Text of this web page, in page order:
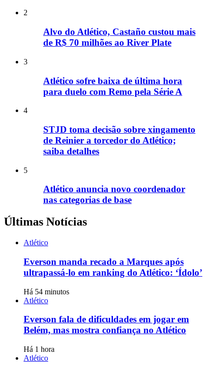
2
Alvo do Atlético, Castaño custou mais
de R$ 70 milhões ao River Plate
3
Atlético sofre baixa de última hora
para duelo com Remo pela Série A
4
STJD toma decisão sobre xingamento
de Reinier a torcedor do Atlético;
saiba detalhes
5
Atlético anuncia novo coordenador
nas categorias de base
Últimas Notícias
Atlético
Everson manda recado a Marques após
ultrapassá-lo em ranking do Atlético: ‘Ídolo’
Há 54 minutos
Atlético
Everson fala de dificuldades em jogar em
Belém, mas mostra confiança no Atlético
Há 1 hora
Atlético